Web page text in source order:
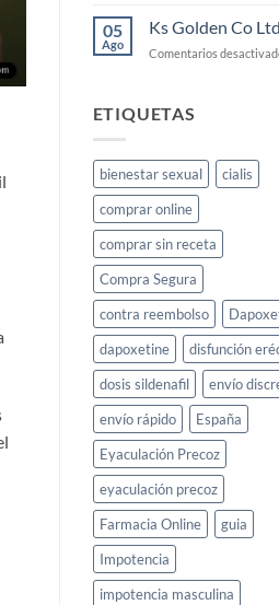
05
Ago
Ks Golden Co Ltd
Comentarios
ETIQUETAS
bienestar sexual
cialis
comprar online
comprar sin receta
Compra Segura
contra reembolso
dapoxetine
disfunción
dosis sildenafil
envío
envío rápido
España
Eyaculación Precoz
eyaculación precoz
Farmacia Online
guia
Impotencia
impotencia masculina